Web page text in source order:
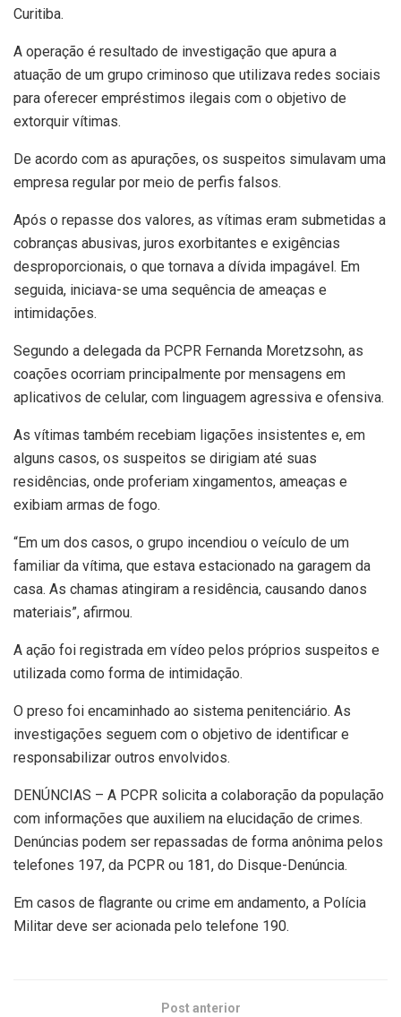
Curitiba.
A operação é resultado de investigação que apura a
atuação de um grupo criminoso que utilizava redes sociais
para oferecer empréstimos ilegais com o objetivo de
extorquir vítimas.
De acordo com as apurações, os suspeitos simulavam uma
empresa regular por meio de perfis falsos.
Após o repasse dos valores, as vítimas eram submetidas a
cobranças abusivas, juros exorbitantes e exigências
desproporcionais, o que tornava a dívida impagável. Em
seguida, iniciava-se uma sequência de ameaças e
intimidações.
Segundo a delegada da PCPR Fernanda Moretzsohn, as
coações ocorriam principalmente por mensagens em
aplicativos de celular, com linguagem agressiva e ofensiva.
As vítimas também recebiam ligações insistentes e, em
alguns casos, os suspeitos se dirigiam até suas
residências, onde proferiam xingamentos, ameaças e
exibiam armas de fogo.
“Em um dos casos, o grupo incendiou o veículo de um
familiar da vítima, que estava estacionado na garagem da
casa. As chamas atingiram a residência, causando danos
materiais”, afirmou.
A ação foi registrada em vídeo pelos próprios suspeitos e
utilizada como forma de intimidação.
O preso foi encaminhado ao sistema penitenciário. As
investigações seguem com o objetivo de identificar e
responsabilizar outros envolvidos.
DENÚNCIAS – A PCPR solicita a colaboração da população
com informações que auxiliem na elucidação de crimes.
Denúncias podem ser repassadas de forma anônima pelos
telefones 197, da PCPR ou 181, do Disque-Denúncia.
Em casos de flagrante ou crime em andamento, a Polícia
Militar deve ser acionada pelo telefone 190.
Post anterior